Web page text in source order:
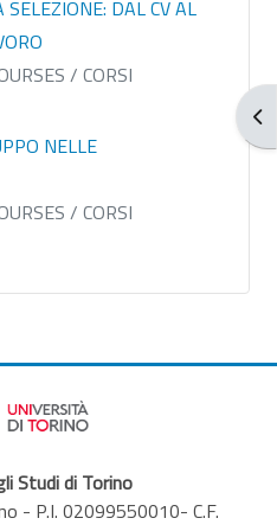
DAL CV AL
/ CORSI
NELLE
/ CORSI
Studi di Torino
- P.I. 02099550010- C.F.